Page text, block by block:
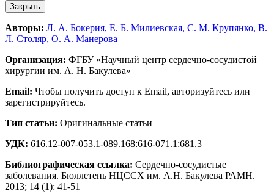
Закрыть
Авторы: Л. А. Бокерия, Е. Б. Милиевская, С. М. Крупянко, В.
Л. Столяр, О. А. Манерова
Организация: ФГБУ «Научный центр сердечно-сосудистой
хирургии им. А. Н. Бакулева»
Email: Чтобы получить доступ к Email, авторизуйтесь или
зарегистрируйтесь.
Тип статьи: Оригинальные статьи
УДК: 616.12-007-053.1-089.168:616-071.1:681.3
Библиографическая ссылка: Сердечно-сосудистые
заболевания. Бюллетень НЦССХ им. А.Н. Бакулева РАМН.
2013; 14 (1): 41-51